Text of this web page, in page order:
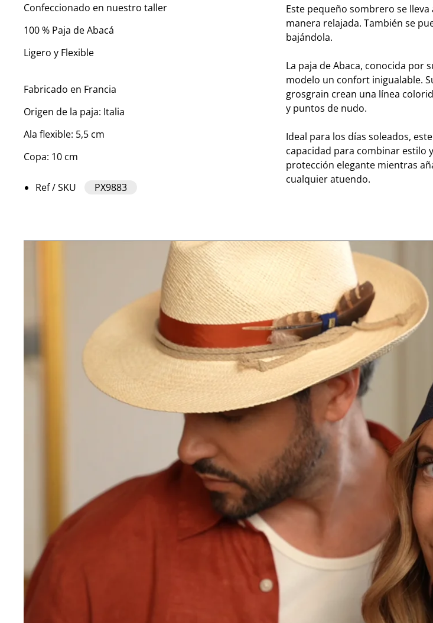
Confeccionado en nuestro taller
100 % Paja de Abacá
Ligero y Flexible
Fabricado en Francia
Origen de la paja: Italia
Ala flexible: 5,5 cm
Copa: 10 cm
Ref / SKU PX9883
Este pequeño sombrero se
manera relajada. También se
bajándola.
La paja de Abaca, conocida por
modelo un confort inigualable.
grosgrain crean una línea
y puntos de nudo.
Ideal para los días soleados,
capacidad para combinar estilo
protección elegante mientras
cualquier atuendo.